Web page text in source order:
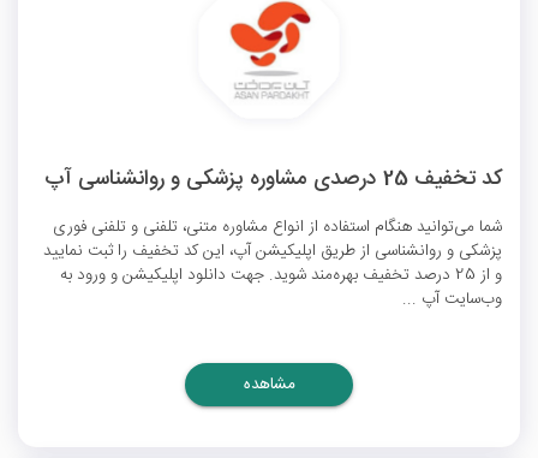
کد تخفیف 25 درصدی مشاوره پزشکی و روانشناسی آپ
شما می‌توانید هنگام استفاده از انواع مشاوره متنی، تلفنی و تلفنی فوری
پزشکی و روانشناسی از طریق اپلیکیشن آپ، این کد تخفیف را ثبت نمایید
و از 25 درصد تخفیف بهره‌مند شوید. جهت دانلود اپلیکیشن و ورود به
وب‌سایت آپ ...
مشاهده